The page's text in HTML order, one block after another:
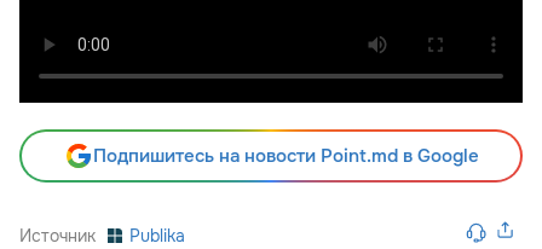
Подпишитесь на новости Point.md в Google
Источник Publika